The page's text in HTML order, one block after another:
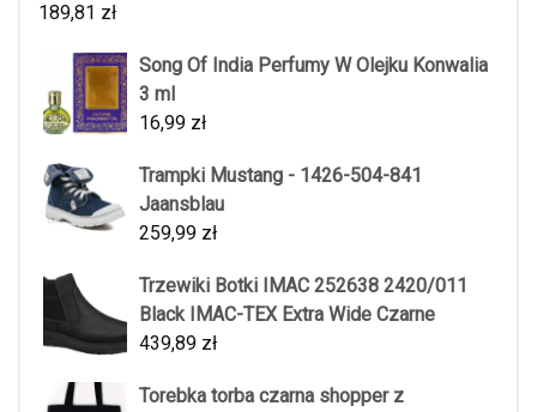
189,81 zł
Song Of India Perfumy W Olejku Konwalia
3 ml
16,99 zł
Trampki Mustang - 1426-504-841
Jaansblau
259,99 zł
Trzewiki Botki IMAC 252638 2420/011
Black IMAC-TEX Extra Wide Czarne
439,89 zł
Torebka torba czarna shopper z